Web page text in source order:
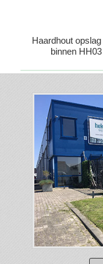
Haardhout
binnen HH03